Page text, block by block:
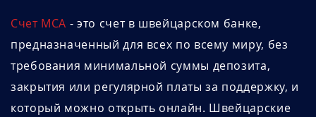
Счет MCA - это счет в швейцарском банке,
предназначенный для всех по всему миру, без
требования минимальной суммы депозита,
закрытия или регулярной платы за поддержку, и
который можно открыть онлайн. Швейцарские